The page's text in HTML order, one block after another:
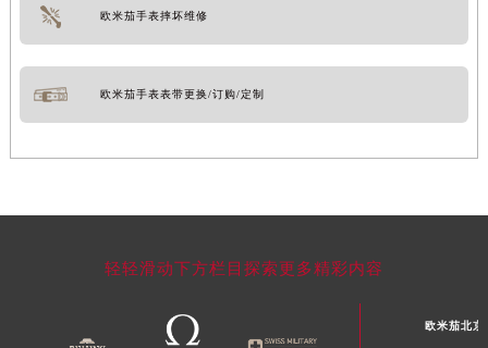
欧米茄手表摔坏维修
欧米茄手表表带更换/订购/定制
轻轻滑动下方栏目探索更多精彩内容
欧米茄北京